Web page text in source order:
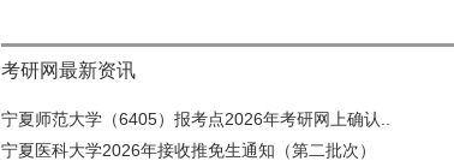
考研网最新资讯
宁夏师范大学（6405）报考点2026年考研网上确认..
宁夏医科大学2026年接收推免生通知（第二批次）